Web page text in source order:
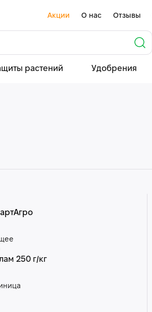
Акции О нас Отзывы
растений Удобрения
250 г/кг